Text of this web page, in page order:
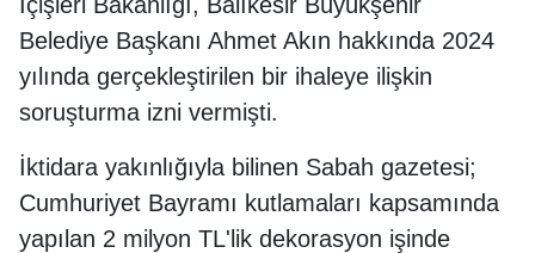
Belediye Başkanı Ahmet Akın hakkında 2024
yılında gerçekleştirilen bir ihaleye ilişkin
soruşturma izni vermişti.
İktidara yakınlığıyla bilinen Sabah gazetesi;
Cumhuriyet Bayramı kutlamaları kapsamında
yapılan 2 milyon TL'lik dekorasyon işinde